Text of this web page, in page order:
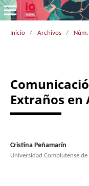
Inicio / Archivos /
Extraños en
Cristina Peñamarín
Universidad Complutense